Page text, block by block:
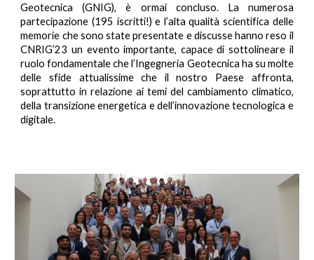
Geotecnica (GNIG), è ormai concluso. La numerosa
partecipazione (195 iscritti!) e l’alta qualità scientifica delle
memorie che sono state presentate e discusse hanno reso il
CNRIG’23 un evento importante, capace di sottolineare il
ruolo fondamentale che l’Ingegneria Geotecnica ha su molte
delle sfide attualissime che il nostro Paese affronta,
soprattutto in relazione ai temi del cambiamento climatico,
della transizione energetica e dell’innovazione tecnologica e
digitale.